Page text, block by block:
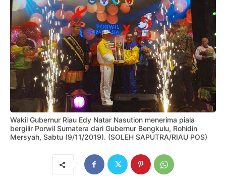
Wakil Gubernur Riau Edy Natar Nasution menerima piala
bergilir Porwil Sumatera dari Gubernur Bengkulu, Rohidin
Mersyah, Sabtu (9/11/2019). (SOLEH SAPUTRA/RIAU POS)